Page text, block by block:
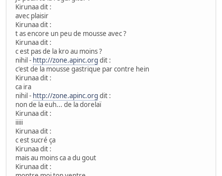
Kirunaa dit :
avec plaisir
Kirunaa dit :
t as encore un peu de mousse avec ?
Kirunaa dit :
c est pas de la kro au moins ?
nihil - http://zone.apinc.org dit :
c'est de la mousse gastrique par contre hein
Kirunaa dit :
ca ira
nihil - http://zone.apinc.org dit :
non de la euh... de la dorelaï
Kirunaa dit :
iiiii
Kirunaa dit :
c est sucré ça
Kirunaa dit :
mais au moins ca a du gout
Kirunaa dit :